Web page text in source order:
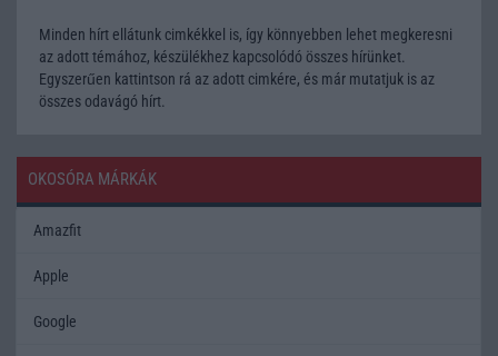
Minden hírt ellátunk cimkékkel is, így könnyebben lehet megkeresni
az adott témához, készülékhez kapcsolódó összes hírünket.
Egyszerűen kattintson rá az adott cimkére, és már mutatjuk is az
összes odavágó hírt.
OKOSÓRA MÁRKÁK
Amazfit
Apple
Google